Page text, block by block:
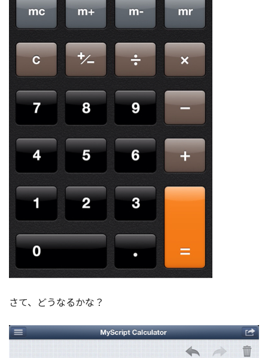
さて、どうなるかな？